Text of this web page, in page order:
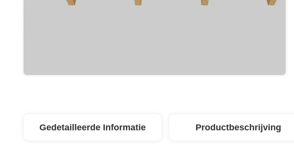
Gedetailleerde Informatie Productbeschrijving